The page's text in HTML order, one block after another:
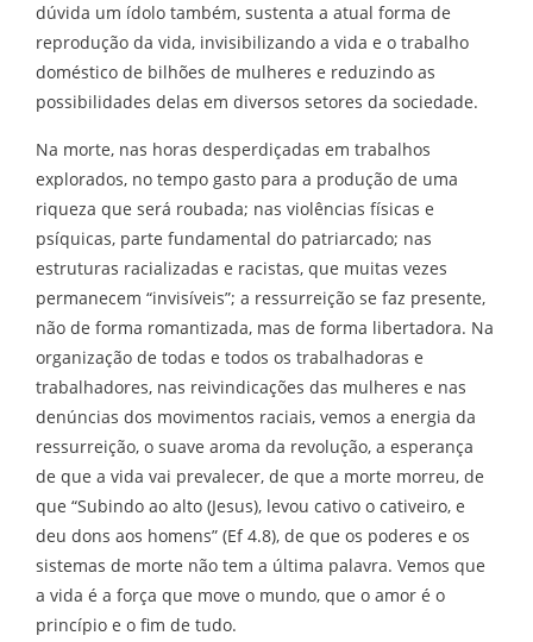
dúvida um ídolo também, sustenta a atual forma de
reprodução da vida, invisibilizando a vida e o trabalho
doméstico de bilhões de mulheres e reduzindo as
possibilidades delas em diversos setores da sociedade.
Na morte, nas horas desperdiçadas em trabalhos
explorados, no tempo gasto para a produção de uma
riqueza que será roubada; nas violências físicas e
psíquicas, parte fundamental do patriarcado; nas
estruturas racializadas e racistas, que muitas vezes
permanecem “invisíveis”; a ressurreição se faz presente,
não de forma romantizada, mas de forma libertadora. Na
organização de todas e todos os trabalhadoras e
trabalhadores, nas reivindicações das mulheres e nas
denúncias dos movimentos raciais, vemos a energia da
ressurreição, o suave aroma da revolução, a esperança
de que a vida vai prevalecer, de que a morte morreu, de
que “Subindo ao alto (Jesus), levou cativo o cativeiro, e
deu dons aos homens” (Ef 4.8), de que os poderes e os
sistemas de morte não tem a última palavra. Vemos que
a vida é a força que move o mundo, que o amor é o
princípio e o fim de tudo.